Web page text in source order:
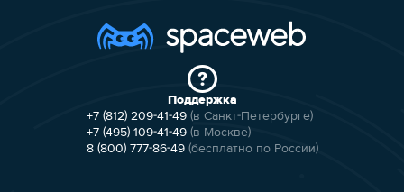
Поддержка
+7 (812) 209-41-49 (в Санкт-Петербурге)
+7 (495) 109-41-49 (в Москве)
8 (800) 777-86-49 (бесплатно по России)